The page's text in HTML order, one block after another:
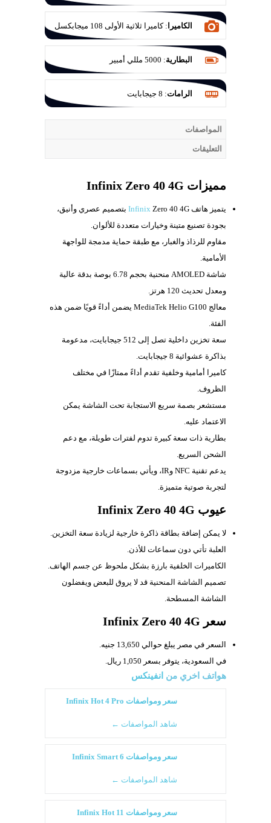
الكاميرا :
كاميرا ثلاثية الأولى 108 ميجابكسل
والثانية 50 ميجابكسل والثالثة 2 ميجابكسل
البطارية: 5000 مللي أمبير
الرامات: 8 جيجابايت
المواصفات
التعليقات
مميزات Infinix Zero 40 4G
يتميز هاتف InfinixZero 40 4G بتصميم عصري وأنيق،
بجودة تصنيع متينة وخيارات متعددة للألوان.
مقاوم للرذاذ والغبار، مع طبقة حماية مدمجة للواجهة
الأمامية.
شاشة AMOLED منحنية بحجم 6.78 بوصة بدقة عالية
ومعدل تحديث 120 هرتز.
معالج MediaTek Helio G100 يضمن أداءً قويًا ضمن هذه
الفئة.
سعة تخزين داخلية تصل إلى 512 جيجابايت، مدعومة
بذاكرة عشوائية 8 جيجابايت.
كاميرا أمامية وخلفية تقدم أداءً ممتازًا في مختلف
الظروف.
مستشعر بصمة سريع الاستجابة تحت الشاشة يمكن
الاعتماد عليه.
بطارية ذات سعة كبيرة تدوم لفترات طويلة، مع دعم
الشحن السريع.
يدعم تقنية NFC وIR، ويأتي بسماعات خارجية مزدوجة
لتجربة صوتية متميزة.
عيوب Infinix Zero 40 4G
لا يمكن إضافة بطاقة ذاكرة خارجية لزيادة سعة التخزين.
العلبة تأتي دون سماعات للأذن.
الكاميرات الخلفية بارزة بشكل ملحوظ عن جسم الهاتف.
تصميم الشاشة المنحنية قد لا يروق للبعض ويفضلون
الشاشة المسطحة.
سعر Infinix Zero 40 4G
السعر في مصر يبلغ حوالي 13,650 جنيه.
في السعودية، يتوفر بسعر 1,050 ريال.
هواتف اخري من انفينكس
سعر ومواصفات Infinix Hot 4 Pro
شاهد المواصفات ←
سعر ومواصفات Infinix Smart 6
شاهد المواصفات ←
سعر ومواصفات Infinix Hot 11